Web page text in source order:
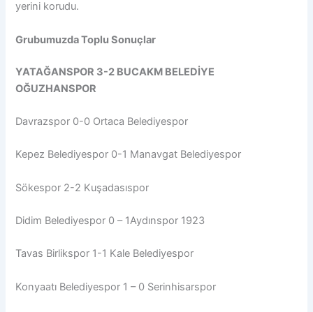
yerini korudu.
Grubumuzda Toplu Sonuçlar
YATAĞANSPOR 3-2 BUCAKM BELEDİYE
OĞUZHANSPOR
Davrazspor 0-0 Ortaca Belediyespor
Kepez Belediyespor 0-1 Manavgat Belediyespor
Sökespor 2-2 Kuşadasıspor
Didim Belediyespor 0 – 1Aydınspor 1923
Tavas Birlikspor 1-1 Kale Belediyespor
Konyaatı Belediyespor 1 – 0 Serinhisarspor